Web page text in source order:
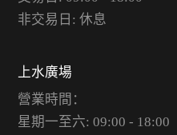
非交易日: 休息
上水廣場
營業時間：
星期一至六: 09:00 - 18:00